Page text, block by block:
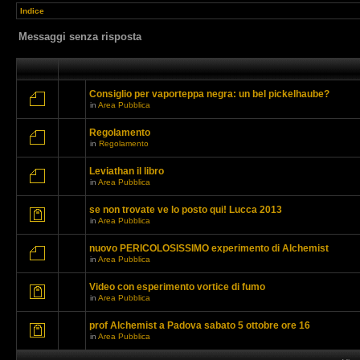
Indice
Messaggi senza risposta
Consiglio per vaporteppa negra: un bel pickelhaube?
in Area Pubblica
Regolamento
in Regolamento
Leviathan il libro
in Area Pubblica
se non trovate ve lo posto qui! Lucca 2013
in Area Pubblica
nuovo PERICOLOSISSIMO experimento di Alchemist
in Area Pubblica
Video con esperimento vortice di fumo
in Area Pubblica
prof Alchemist a Padova sabato 5 ottobre ore 16
in Area Pubblica